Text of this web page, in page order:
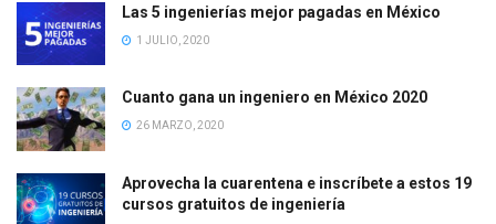
Las 5 ingenierías mejor pagadas en México
1 JULIO, 2020
Cuanto gana un ingeniero en México 2020
26 MARZO, 2020
Aprovecha la cuarentena e inscríbete a estos 19
cursos gratuitos de ingeniería